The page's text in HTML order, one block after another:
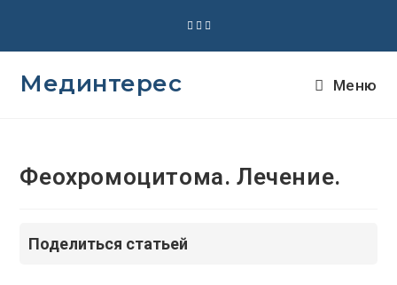
Мединтерес Меню
Феохромоцитома. Лечение.
Поделиться статьей